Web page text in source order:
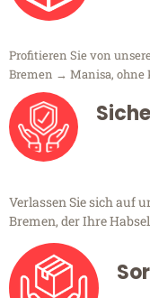
Profitieren Sie von
Bremen → Manisa, ohne
Verlassen Sie sich auf
Bremen, der Ihre